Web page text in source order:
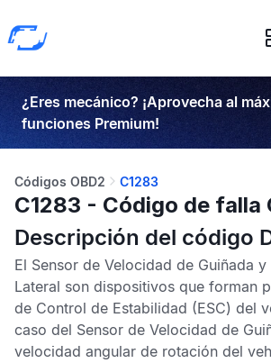
¿Eres mecánico? ¡Aprovecha al
funciones Premium!
Códigos OBD2 C1283
C1283 - Código de falla
Descripción del código
El Sensor de Velocidad de Guiñada y
Lateral son dispositivos que forman
de Control de Estabilidad (ESC) del
caso del Sensor de Velocidad de
velocidad angular de rotación del